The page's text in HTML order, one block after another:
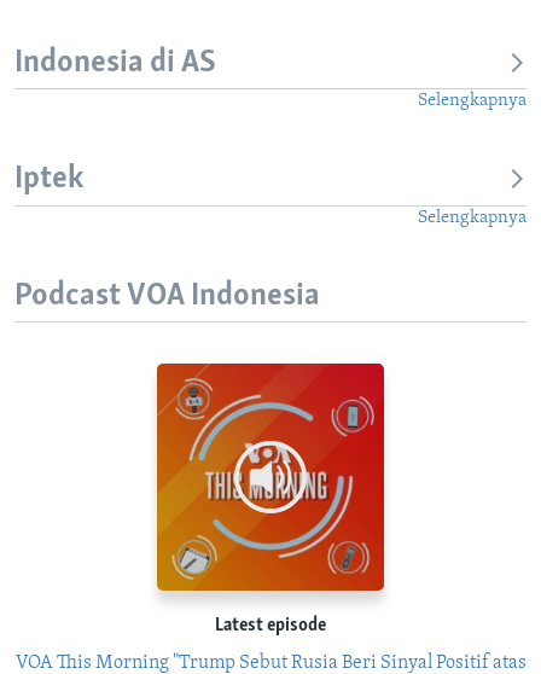
Indonesia di AS
Selengkapnya
Iptek
Selengkapnya
Podcast VOA Indonesia
Latest episode
VOA This Morning "Trump Sebut Rusia Beri Sinyal Positif atas